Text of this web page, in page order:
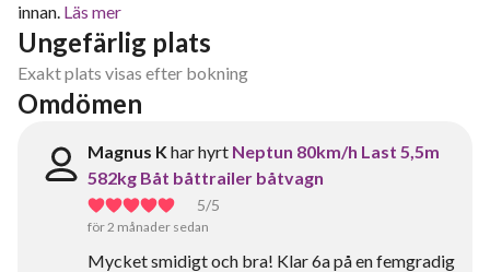
innan. Läs mer
Ungefärlig plats
Exakt plats visas efter bokning
Omdömen
Magnus K har hyrt Neptun 80km/h Last 5,5m
582kg Båt båttrailer båtvagn
5/5
för 2 månader sedan
Mycket smidigt och bra! Klar 6a på en femgradig